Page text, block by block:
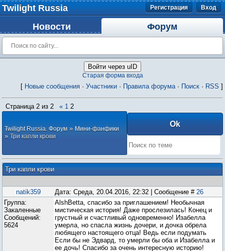
Twilight Russia Регистрация Вход
Новости Форум
Войти через uID
Старая форма входа
[ Новые сообщения · Участники · Правила форума· Поиск · RSS ]
Страница 2 из 2 « 1 2
Twilight Russia. Форум » Мини-фанфики
» Три капли крови
Три капли крови
natik359 Дата: Среда, 20.04.2016, 22:32 | Сообщение # 26
Группа:
Закаленные
Сообщений:
5624
AlshBetta, спасибо за приглашением! Необычная
мистическая история! Даже прослезилась! Конец и
грустный и счастливый одновременно! Изабелла
умерла, но спасла жизнь дочери, и дочка обрела
любящего настоящего отца! Ведь если подумать
Если бы не Эдвард, то умерли бы оба и Изабелла и
ее дочь! Спасибо за очень интересную историю!